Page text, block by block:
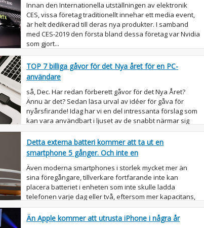
Innan den Internationella utställningen av elektronik
CES, vissa företag traditionellt innehar ett media event,
är helt dedikerad till deras nya produkter. I samband
med CES-2019 den första bland dessa företag var Nvidia
som gjort...
TOP 7 billiga gåvor för det Nya året för en PC-
användare
så, Dec. Har redan förberett gåvor för det Nya Året?
Ännu är det? Sedan läsa urval av idéer för gåva för
nyårsfirande! Idag har vi en del intressanta förslag som
kan vara användbart i ljuset av de snabbt närmar sig
festlig tid. Sä...
Detta externa batteri kommer att ta ut en
smartphone 5 gånger. Och inte en
Även moderna smartphones i storlek mycket mer än
sina föregångare, tillverkare fortfarande inte kan
placera batteriet i enheten som inte skulle ladda
telefonen varje dag eller två, eftersom mer kapacitans,
desto mindre blir det en...
Än Apple kommer att utrusta iPhone i några år